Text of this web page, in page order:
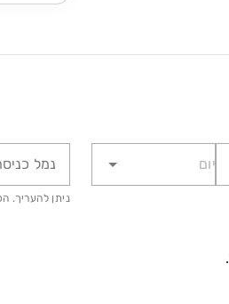
נמל
ניתן להעריך.